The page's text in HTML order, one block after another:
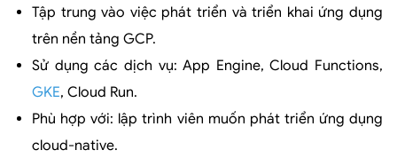
Tập trung vào việc phát triển và triển khai ứng dụng
trên nền tảng GCP.
Sử dụng các dịch vụ: App Engine, Cloud Functions,
GKE, Cloud Run.
Phù hợp với: lập trình viên muốn phát triển ứng dụng
cloud-native.